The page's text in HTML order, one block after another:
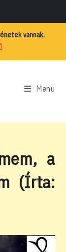
vannak.
Menu
a
(Írta: